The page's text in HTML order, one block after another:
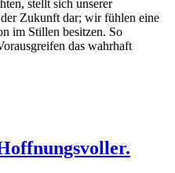
stellt sich unserer
Zukunft dar; wir fühlen eine
im Stillen besitzen. So
das wahrhaft